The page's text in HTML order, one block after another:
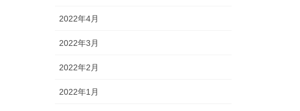
2022年4月
2022年3月
2022年2月
2022年1月